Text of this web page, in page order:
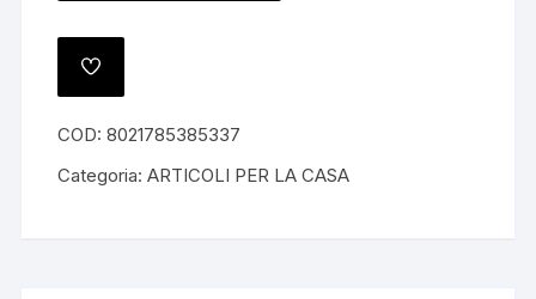
Lumini
Legno
Tortora
10x7h
AGGIUNGI
ALLA
DEI
DESIDERI
COD:8021785385337
Categoria:ARTICOLI PER LA CASA